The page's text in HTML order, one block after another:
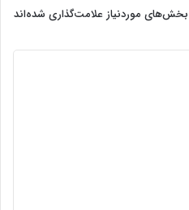
بخش‌های موردنیاز علامت‌گذاری شده‌اند